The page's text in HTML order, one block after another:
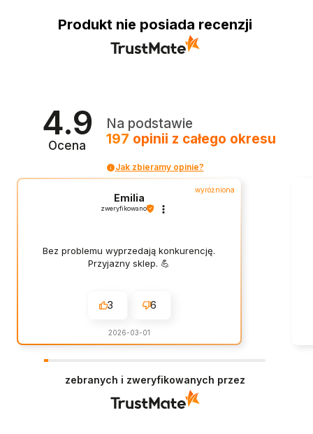
Produkt nie posiada recenzji
4.9
Ocena
Na podstawie
197 opinii z całego okresu
Jak zbieramy opinie?
wyróżniona
Emilia
zweryfikowano
Bez problemu wyprzedają konkurencję.
Przyjazny sklep. 💪
3 6
2026-03-01
zebranych i zweryfikowanych przez